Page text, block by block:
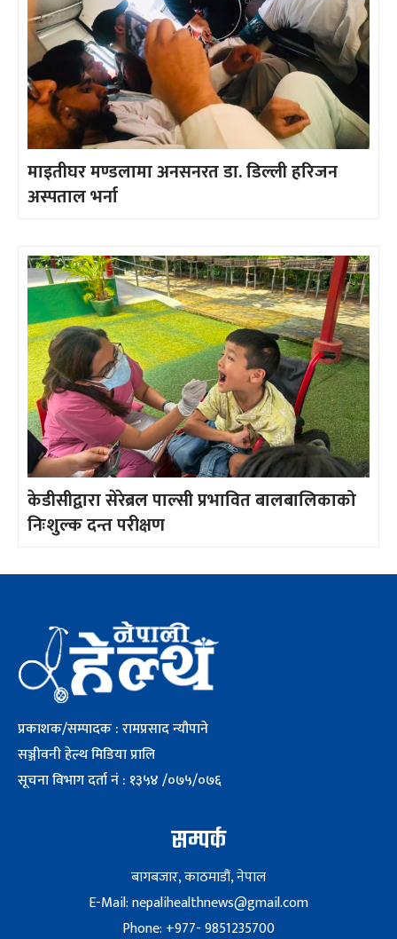
माइतीघर मण्डलामा अनसनरत डा. डिल्ली हरिजन
अस्पताल भर्ना
केडीसीद्वारा सेरेब्रल पाल्सी प्रभावित बालबालिकाको
निःशुल्क दन्त परीक्षण
प्रकाशक/सम्पादक : रामप्रसाद न्यौपाने
सञ्जीवनी हेल्थ मिडिया प्रालि
सूचना विभाग दर्ता नं : १३५४ /०७५/०७६
सम्पर्क
बागबजार, काठमाडौं, नेपाल
E-Mail: nepalihealthnews@gmail.com
Phone: +977- 9851235700